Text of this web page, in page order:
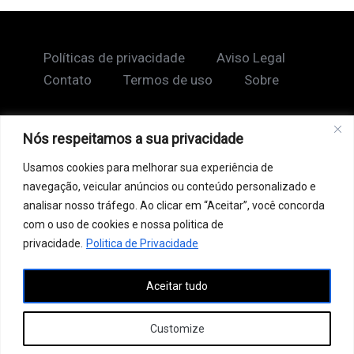
Nós respeitamos a sua privacidade
Usamos cookies para melhorar sua experiência de
navegação, veicular anúncios ou conteúdo personalizado e
analisar nosso tráfego. Ao clicar em “Aceitar”, você concorda
com o uso de cookies e nossa politica de
privacidade. Politica de Privacidade
Customize
Aceitar tudo
Políticas de privacidade
Aviso Legal
Contato
Termos de uso Sobre
Ao acessar este site, você concorda com nossos
Termos de Uso e Política de Privacidade. Este site
pode conter links patrocinados, incluindo do Google
AdSense, e links de afiliados. Podemos receber uma
comissão por vendas feitas através desses links. o
conteúdo aqui presente, incluindo textos, é protegido
por direitos autorais e não pode ser reproduzido,
distribuído ou utilizado sem autorização prévia.